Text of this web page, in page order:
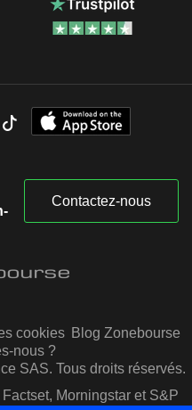
Contactez-nous
cookies Blog Zonebourse
nous ?
SAS. Tous droits réservés.
Morningstar et S&P